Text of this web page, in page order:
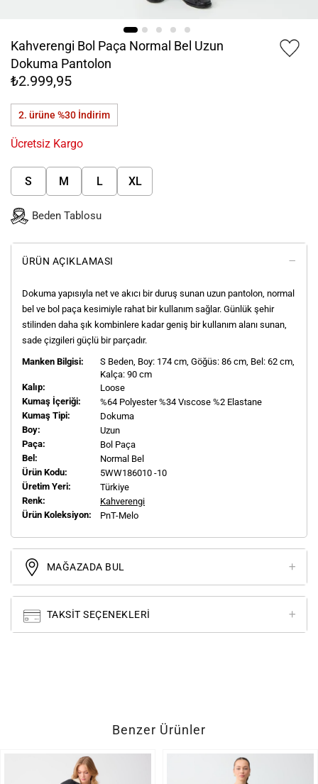
Kahverengi Bol Paça Normal Bel Uzun
Dokuma Pantolon
₺2.999,95
2. ürüne %30 İndirim
Ücretsiz Kargo
S M L XL
Beden Tablosu
ÜRÜN AÇIKLAMASI
Dokuma yapısıyla net ve akıcı bir duruş sunan uzun pantolon, normal
bel ve bol paça kesimiyle rahat bir kullanım sağlar. Günlük şehir
stilinden daha şık kombinlere kadar geniş bir kullanım alanı sunan,
sade çizgileri güçlü bir parçadır.
Manken Bilgisi:
S Beden, Boy: 174 cm, Göğüs: 86 cm, Bel: 62 cm,
Kalça: 90 cm
Kalıp:
Loose
Kumaş İçeriği:
%64 Polyester %34 Vıscose %2 Elastane
Kumaş Tipi:
Dokuma
Boy:
Uzun
Paça:
Bol Paça
Bel:
Normal Bel
Ürün Kodu:
5WW186010 -10
Üretim Yeri:
Türkiye
Renk:
Kahverengi
Ürün Koleksiyon:
PnT-Melo
MAĞAZADA BUL
TAKSIT SEÇENEKLERI
Benzer Ürünler